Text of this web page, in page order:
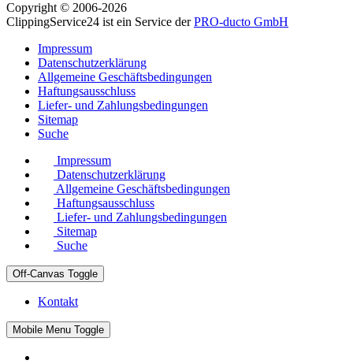
Copyright © 2006-2026
ClippingService24 ist ein Service derPRO-ducto GmbH
Impressum
Datenschutzerklärung
Allgemeine Geschäftsbedingungen
Haftungsausschluss
Liefer- und Zahlungsbedingungen
Sitemap
Suche
Impressum
Datenschutzerklärung
Allgemeine Geschäftsbedingungen
Haftungsausschluss
Liefer- und Zahlungsbedingungen
Sitemap
Suche
Off-Canvas Toggle
Kontakt
Mobile Menu Toggle